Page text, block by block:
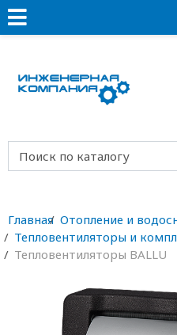
Главная Отопление и
Тепловентиляторы и
Тепловентиляторы BALLU